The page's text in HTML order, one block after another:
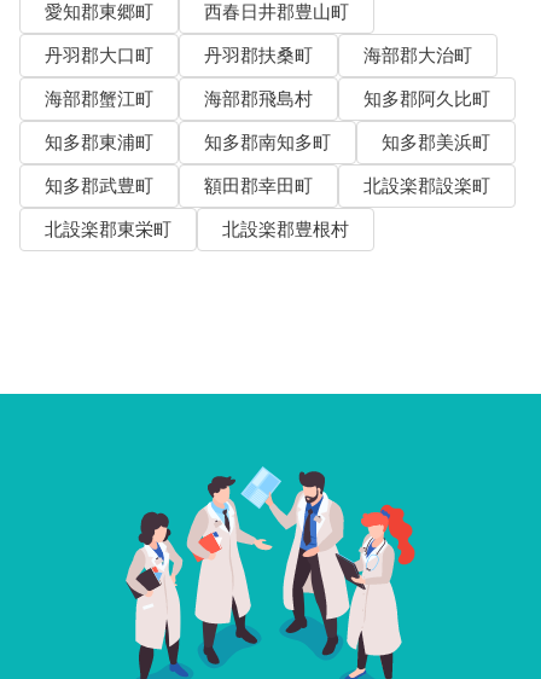
愛知郡東郷町
西春日井郡豊山町
丹羽郡大口町
丹羽郡扶桑町
海部郡大治町
海部郡蟹江町
海部郡飛島村
知多郡阿久比町
知多郡東浦町
知多郡南知多町
知多郡美浜町
知多郡武豊町
額田郡幸田町
北設楽郡設楽町
北設楽郡東栄町
北設楽郡豊根村